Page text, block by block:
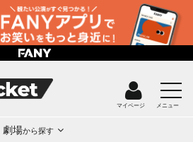
マイページ メニュー
劇場から探す